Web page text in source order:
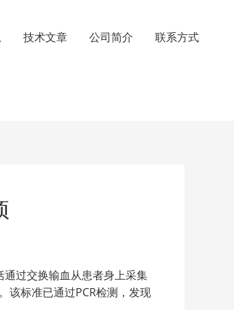
技术文章 公司简介 联系方式
过交换输血从患者身上采集
该标准已通过PCR检测，发现